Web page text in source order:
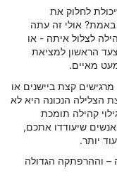
לחלוק את
אולי זה עתה
לצלול איתה - או
הראשון למציאת
מאיים.
קצת ביישנים או
הצלילה הנכונה היא לא
קהילה תומכת
שיעודדו אתכם,
יותר.
– וההרפתקה הגדולה